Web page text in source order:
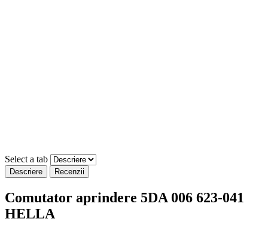
Select a tab
Descriere Recenzii
Comutator aprindere 5DA 006 623-041
HELLA